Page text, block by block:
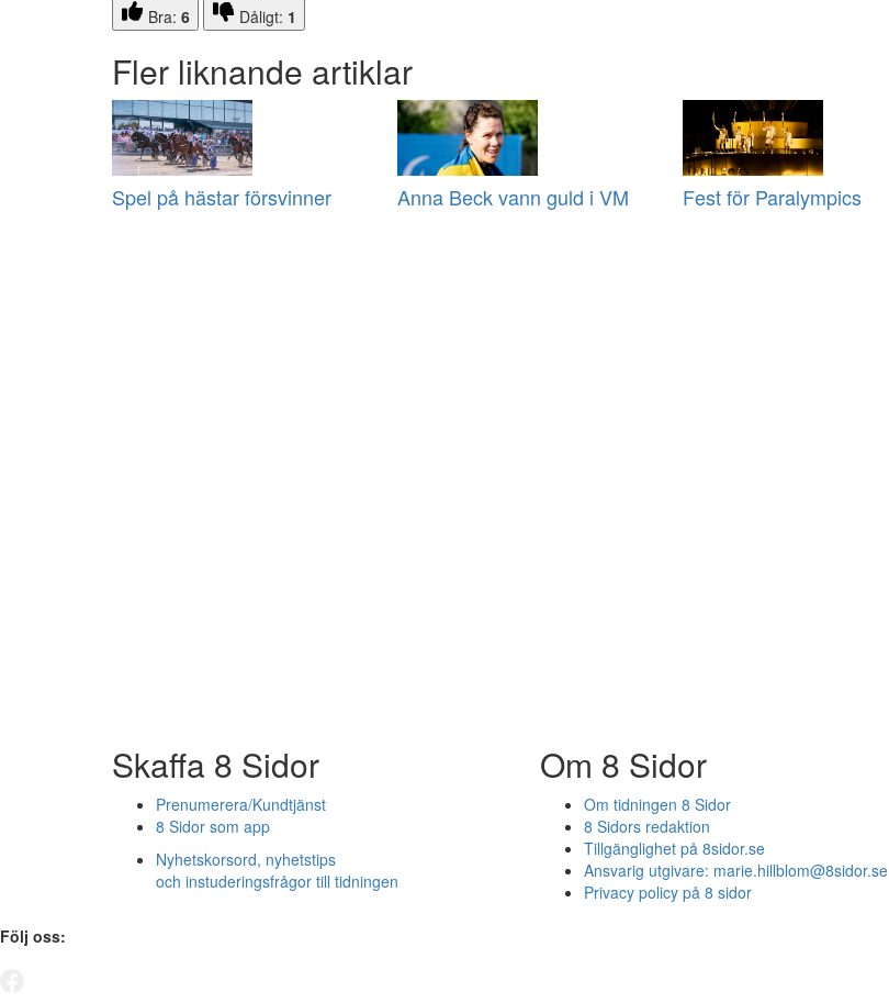
Bra: 6 Dåligt: 1
Fler liknande artiklar
Spel på hästar försvinner Anna Beck vann guld i VM Fest för Paralympics
Skaffa 8 Sidor
Prenumerera/Kundtjänst
8 Sidor som app
Nyhetskorsord, nyhetstips
och instuderingsfrågor till tidningen
Om 8 Sidor
Om tidningen 8 Sidor
8 Sidors redaktion
Tillgänglighet på 8sidor.se
Ansvarig utgivare: marie.hillblom@8sidor.se
Privacy policy på 8 sidor
Följ oss: